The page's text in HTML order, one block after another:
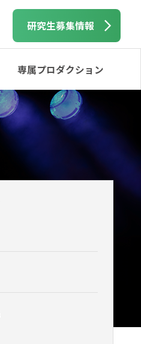
研究生募集情報
専属プロダクション